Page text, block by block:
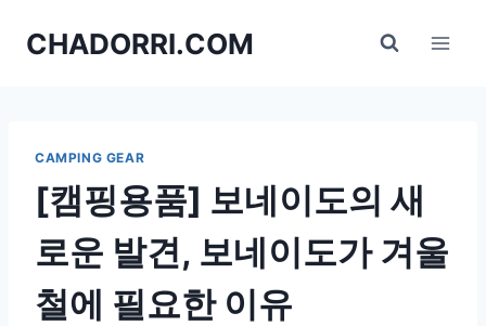
CHADORRI.COM
CAMPING GEAR
[캠핑용품] 보네이도의 새
로운 발견, 보네이도가 겨울
철에 필요한 이유